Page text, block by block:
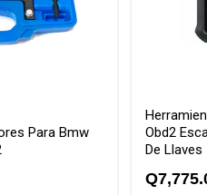
Para Bmw
Obd2
De
Q